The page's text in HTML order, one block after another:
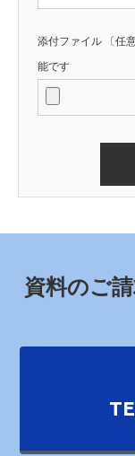
添付ファイル 〔任
能です
資料のご